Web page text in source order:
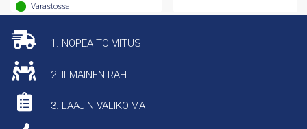
Varastossa
1. NOPEA TOIMITUS
2. ILMAINEN RAHTI
3. LAAJIN VALIKOIMA